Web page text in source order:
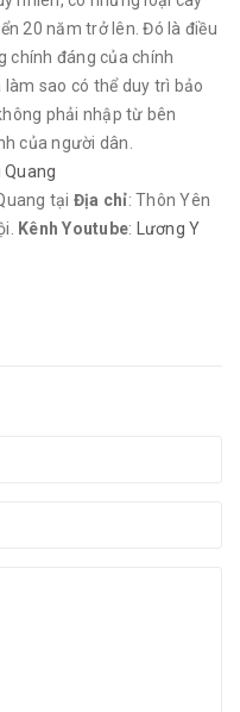
20 năm trở lên. Đó là điều
chính đáng của chính
sao có thể duy trì bảo
phải nhập từ bên
của người dân.
Quang
tại Địa chỉ: Thôn Yên
Kênh Youtube: Lương Y